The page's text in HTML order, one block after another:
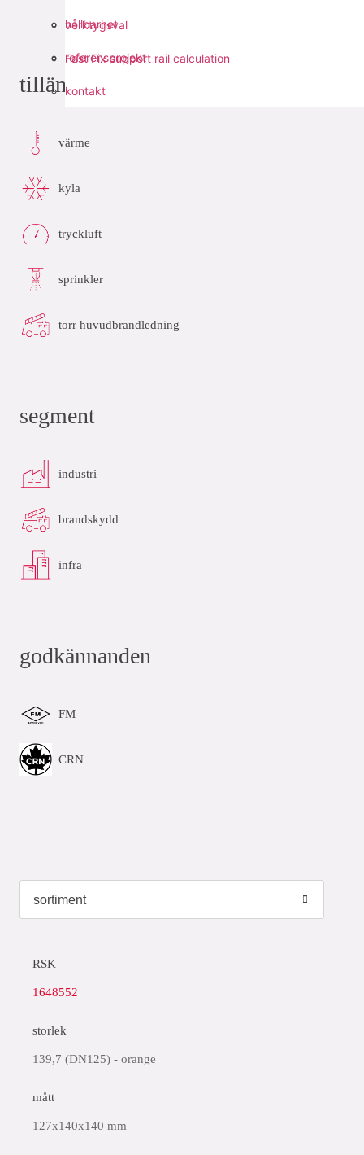
verktygsval
Fast Fix support rail calculation
hållbarhet
referensprojekt
kontakt
tillämpningar
värme
kyla
tryckluft
sprinkler
torr huvudbrandledning
segment
industri
brandskydd
infra
godkännanden
FM
CRN
RSK
1648552
storlek
139,7 (DN125) - orange
mått
127x140x140 mm